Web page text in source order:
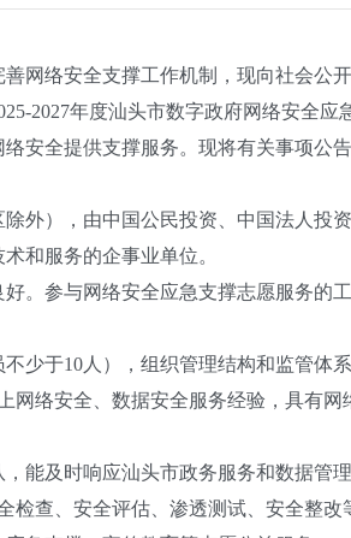
络安全支撑工作机制，现向社会公
2027年度汕头市数字政府网络安全
安全提供支撑服务。现将有关事项公告
），由中国公民投资、中国法人投
和服务的企事业单位。
参与网络安全应急支撑志愿服务的
于10人），组织管理结构和监管体
网络安全、数据安全服务经验，具有
及时响应汕头市政务服务和数据管
查、安全评估、渗透测试、安全整改